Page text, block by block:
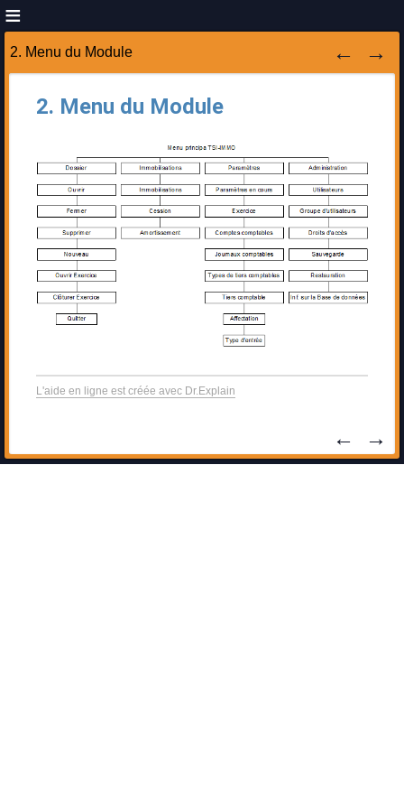
2. Menu du Module
2. Menu du Module
L'aide en ligne est créée avec Dr.Explain